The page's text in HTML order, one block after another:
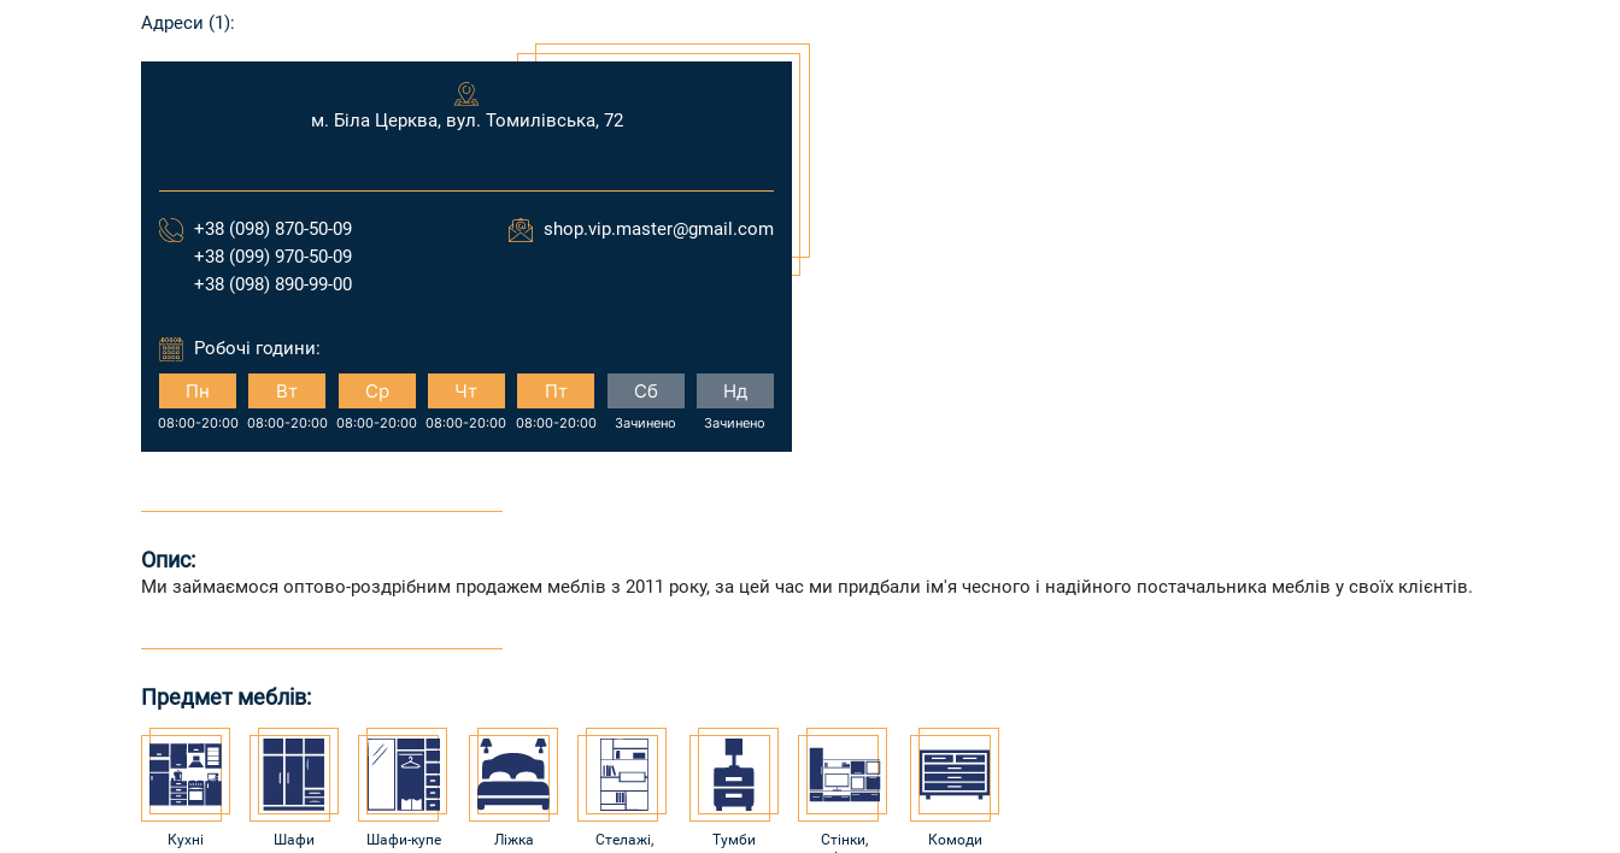
Адреси (1):
м. Біла Церква, вул. Томилівська, 72
+38 (098) 870-50-09
+38 (099) 970-50-09
+38 (098) 890-99-00
shop.vip.master@gmail.com
Робочі години:
Пн
08:00-20:00
Вт
08:00-20:00
Ср
08:00-20:00
Чт
08:00-20:00
Пт
08:00-20:00
Сб
Зачинено
Нд
Зачинено
Опис:
Ми займаємося оптово-роздрібним продажем меблів з 2011 року, за цей час ми придбали ім'я чесного і надійного постачальника меблів у своїх клієнтів.
Предмет меблів:
Кухні Шафи Шафи-купе Ліжка
Стелажі,
Тумби
Стінки,
Комоди